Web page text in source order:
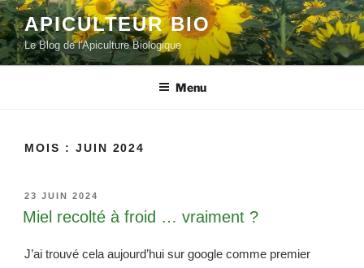
Aller
au
contenu
principal
APICULTEUR BIO
Le Blog de l'Apiculture Biologique
Menu
MOIS : JUIN 2024
PUBLIÉ
LE
23 JUIN 2024
Miel recolté à froid … vraiment ?
J’ai trouvé cela aujourd’hui sur google comme premier